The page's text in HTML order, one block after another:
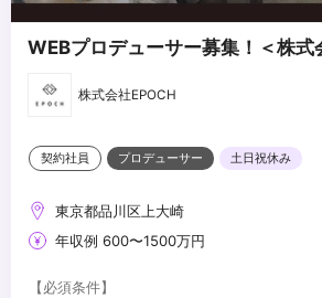
WEBプロデューサー募集！＜株式
株式会社EPOCH
契約社員 プロデューサー 土日祝休み
東京都品川区上大崎
年収例 600〜1500万円
【必須条件】